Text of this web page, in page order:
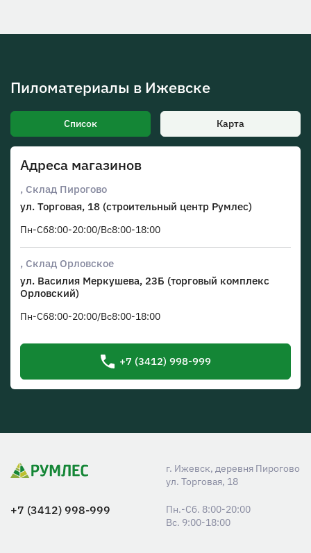
Пиломатериалы в Ижевске
Список Карта
Адреса магазинов
, Склад Пирогово
ул. Торговая, 18 (строительный центр Румлес)
Пн-Сб8:00-20:00/Вс8:00-18:00
, Склад Орловское
ул. Василия Меркушева, 23Б (торговый комплекс
Орловский)
Пн-Сб8:00-20:00/Вс8:00-18:00
+7 (3412) 998-999
г. Ижевск, деревня Пирогово
ул. Торговая, 18
+7 (3412) 998-999
Пн.-Сб. 8:00-20:00
Вс. 9:00-18:00